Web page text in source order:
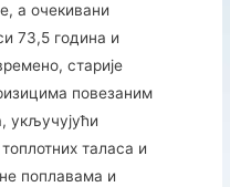
а очекивани
73,5 година и
старије
повезаним
укључујући
таласа и
поплавама и